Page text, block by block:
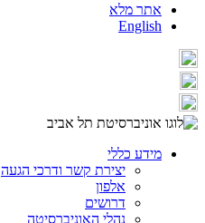
אתר מלא
English
מידע כללי
יצירת קשר ודרכי הגעה
אלפון
דרושים
נהלי האוניברסיטה